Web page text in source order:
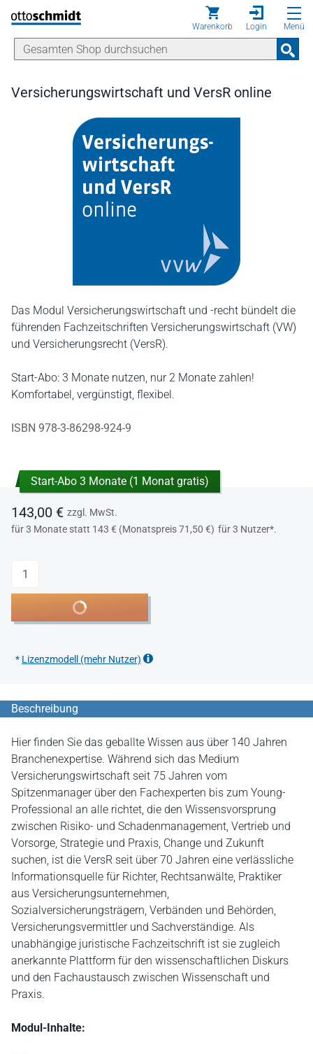
Direkt zum Inhalt
Warenkorb Login Menü
Versicherungswirtschaft und VersR online
Das Modul Versicherungswirtschaft und -recht bündelt die
führenden Fachzeitschriften Versicherungswirtschaft (VW)
und Versicherungsrecht (VersR).
Start-Abo: 3 Monate nutzen, nur 2 Monate zahlen!
Komfortabel, vergünstigt, flexibel.
ISBN 978-3-86298-924-9
Start-Abo 3 Monate (1 Monat gratis)
143,00 € zzgl. MwSt.
für 3 Monate statt 143 € (Monatspreis 71,50 €) für 3 Nutzer*.
Anzahl
In den Warenkorb
* Lizenzmodell (mehr Nutzer)
Beschreibung
Hier finden Sie das geballte Wissen aus über 140 Jahren
Branchenexpertise. Während sich das Medium
Versicherungswirtschaft seit 75 Jahren vom
Spitzenmanager über den Fachexperten bis zum Young-
Professional an alle richtet, die den Wissensvorsprung
zwischen Risiko- und Schadenmanagement, Vertrieb und
Vorsorge, Strategie und Praxis, Change und Zukunft
suchen, ist die VersR seit über 70 Jahren eine verlässliche
Informationsquelle für Richter, Rechtsanwälte, Praktiker
aus Versicherungsunternehmen,
Sozialversicherungsträgern, Verbänden und Behörden,
Versicherungsvermittler und Sachverständige. Als
unabhängige juristische Fachzeitschrift ist sie zugleich
anerkannte Plattform für den wissenschaftlichen Diskurs
und den Fachaustausch zwischen Wissenschaft und
Praxis.
Modul-Inhalte: